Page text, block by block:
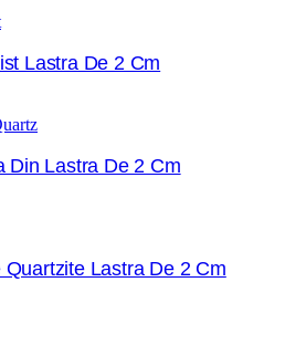
Lastra De 2 Cm
Din Lastra De 2 Cm
Lastra De 2 Cm